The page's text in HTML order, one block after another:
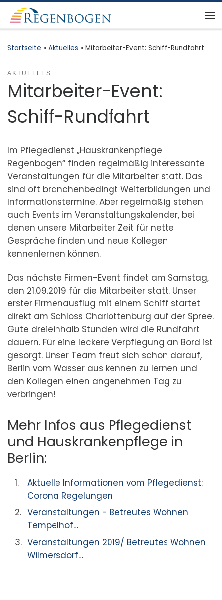
Zum Inhalt springen
Startseite » Aktuelles » Mitarbeiter-Event: Schiff-Rundfahrt
AKTUELLES
Mitarbeiter-Event:
Schiff-Rundfahrt
Im Pflegedienst „Hauskrankenpflege
Regenbogen“ finden regelmäßig interessante
Veranstaltungen für die Mitarbeiter statt. Das
sind oft branchenbedingt Weiterbildungen und
Informationstermine. Aber regelmäßig stehen
auch Events im Veranstaltungskalender, bei
denen unsere Mitarbeiter Zeit für nette
Gespräche finden und neue Kollegen
kennenlernen können.
Das nächste Firmen-Event findet am Samstag,
den 21.09.2019 für die Mitarbeiter statt. Unser
erster Firmenausflug mit einem Schiff startet
direkt am Schloss Charlottenburg auf der Spree.
Gute dreieinhalb Stunden wird die Rundfahrt
dauern. Für eine leckere Verpflegung an Bord ist
gesorgt. Unser Team freut sich schon darauf,
Berlin vom Wasser aus kennen zu lernen und
den Kollegen einen angenehmen Tag zu
verbringen!
Mehr Infos aus Pflegedienst
und Hauskrankenpflege in
Berlin:
Aktuelle Informationen vom Pflegedienst:
Corona Regelungen
Veranstaltungen - Betreutes Wohnen
Tempelhof…
Veranstaltungen 2019/ Betreutes Wohnen
Wilmersdorf…